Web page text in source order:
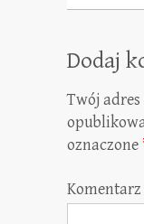
Dodaj
Twój
oznaczone
Komentarz